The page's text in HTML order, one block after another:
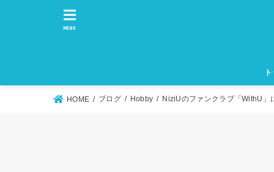
MENU
HOME ブログ Hobby NiziUのファンクラブ「WithU」